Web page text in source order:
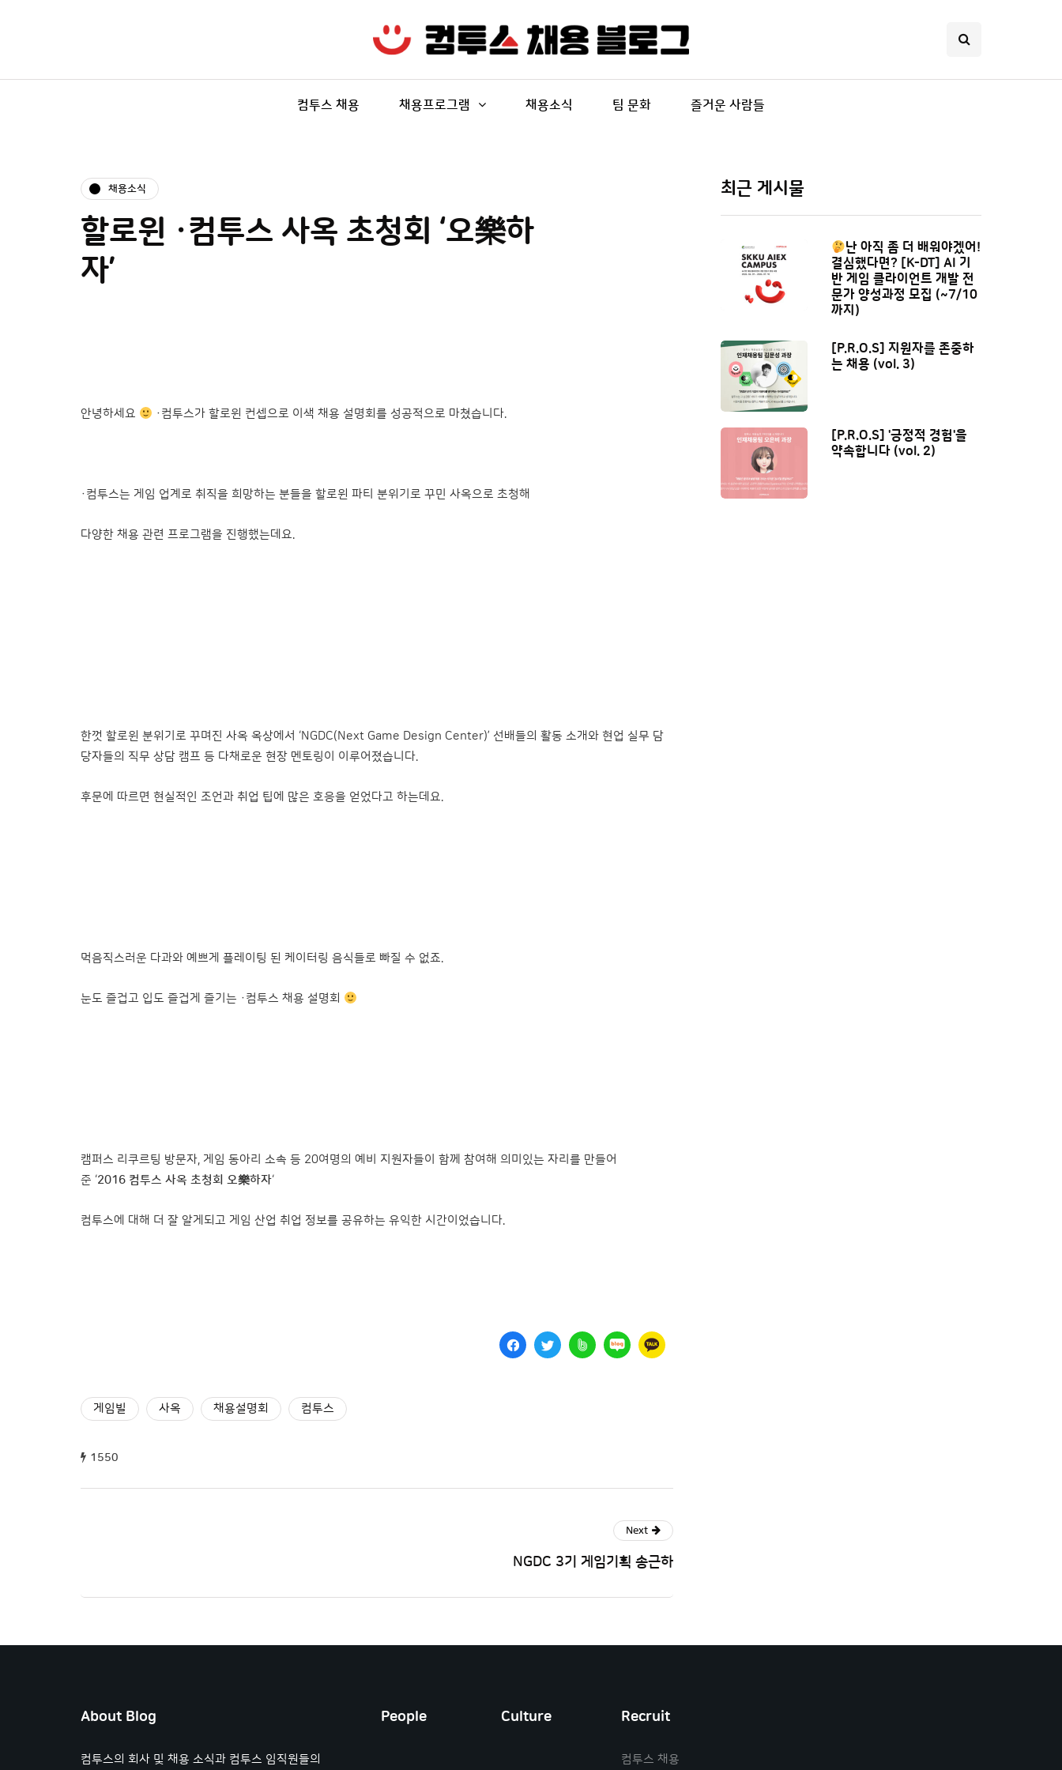
컴투스 채용 채용프로그램 채용소식 팀 문화 즐거운 사람들
채용소식
할로윈 ·컴투스 사옥 초청회 ‘오樂하
자’
안녕하세요 ·컴투스가 할로윈 컨셉으로 이색 채용 설명회를 성공적으로 마쳤습니다.
·컴투스는 게임 업계로 취직을 희망하는 분들을 할로윈 파티 분위기로 꾸민 사옥으로 초청해
다양한 채용 관련 프로그램을 진행했는데요.
한껏 할로윈 분위기로 꾸며진 사옥 옥상에서 ‘NGDC(Next Game Design Center)’ 선배들의 활동 소개와 현업 실무 담
당자들의 직무 상담 캠프 등 다채로운 현장 멘토링이 이루어졌습니다.
후문에 따르면 현실적인 조언과 취업 팁에 많은 호응을 얻었다고 하는데요.
먹음직스러운 다과와 예쁘게 플레이팅 된 케이터링 음식들로 빠질 수 없죠.
눈도 즐겁고 입도 즐겁게 즐기는 ·컴투스 채용 설명회
캠퍼스 리쿠르팅 방문자, 게임 동아리 소속 등 20여명의 예비 지원자들이 함께 참여해 의미있는 자리를 만들어
준 ‘2016 컴투스 사옥 초청회 오樂하자‘
컴투스에 대해 더 잘 알게되고 게임 산업 취업 정보를 공유하는 유익한 시간이었습니다.
게임빌 사옥 채용설명회 컴투스
1550
최근 게시물
난 아직 좀 더 배워야겠어!
결심했다면? [K-DT] AI 기
반 게임 클라이언트 개발 전
문가 양성과정 모집 (~7/10
까지)
[P.R.O.S] 지원자를 존중하
는 채용 (vol. 3)
[P.R.O.S] '긍정적 경험'을
약속합니다 (vol. 2)
Next
NGDC 3기 게임기획 송근하
About Blog
컴투스의 회사 및 채용 소식과 컴투스 임직원들의
People Culture Recruit
컴투스 채용